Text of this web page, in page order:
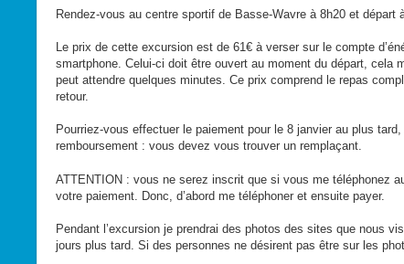
Rendez-vous au centre sportif de Basse-Wavre à 8h20 et départ
Le prix de cette excursion est de 61€ à verser sur le compte
smartphone. Celui-ci doit être ouvert au moment du départ, cela
peut attendre quelques minutes. Ce prix comprend le repas
retour.
Pourriez-vous effectuer le paiement pour le 8 janvier au plus
remboursement : vous devez vous trouver un remplaçant.
ATTENTION : vous ne serez inscrit que si vous me téléphonez
votre paiement. Donc, d’abord me téléphoner et ensuite payer.
Pendant l’excursion je prendrai des photos des sites que nous
jours plus tard. Si des personnes ne désirent pas être sur les